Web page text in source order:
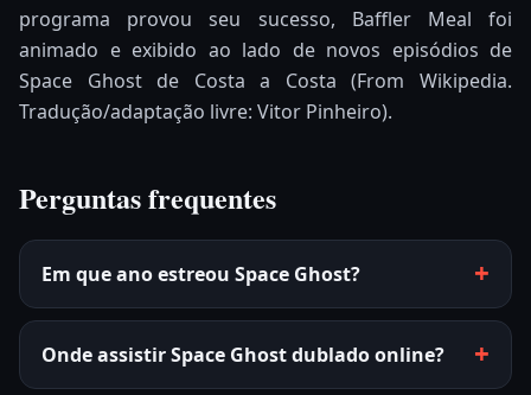
programa provou seu sucesso, Baffler Meal foi
animado e exibido ao lado de novos episódios de
Space Ghost de Costa a Costa (From Wikipedia.
Tradução/adaptação livre: Vitor Pinheiro).
Perguntas frequentes
Em que ano estreou Space Ghost?
Onde assistir Space Ghost dublado online?